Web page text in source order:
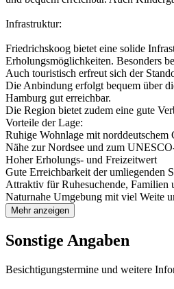
Infrastruktur:
Friedrichskoog bietet eine solide
Erholungsmöglichkeiten. Besonders
Auch touristisch erfreut sich der
Die Anbindung erfolgt bequem über
Hamburg gut erreichbar.
Die Region bietet zudem eine gute
Vorteile der Lage:
Ruhige Wohnlage mit norddeutschem
Nähe zur Nordsee und zum
Hoher Erholungs- und Freizeitwert
Gute Erreichbarkeit der umliegenden
Attraktiv für Ruhesuchende, Familien
Naturnahe Umgebung mit viel Weite
Mehr anzeigen
Sonstige Angaben
Besichtigungstermine und weitere